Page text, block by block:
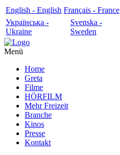
English - English Français - France
Українська -
Ukraine
Svenska -
Sweden
Menü
Home
Greta
Filme
HÖRFILM
Mehr Freizeit
Branche
Kinos
Presse
Kontakt